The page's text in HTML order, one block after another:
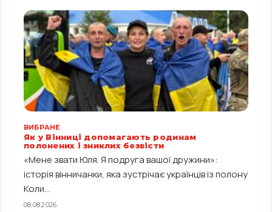
ВИБРАНЕ
Як у Вінниці допомагають родинам
полонених і зниклих безвісти
«Мене звати Юля. Я подруга вашої дружини»:
історія вінничанки, яка зустрічає українців із полону
Коли...
08.08.2026